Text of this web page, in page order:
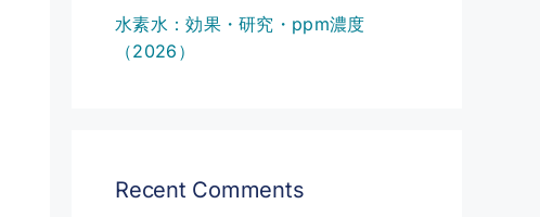
水素水：効果・研究・ppm濃度
（2026）
Recent Comments